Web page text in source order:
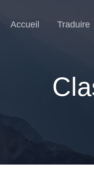
Accueil Traduire